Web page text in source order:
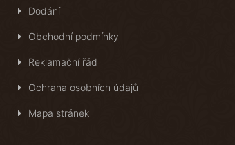
Dodání
Obchodní podmínky
Reklamační řád
Ochrana osobních údajů
Mapa stránek